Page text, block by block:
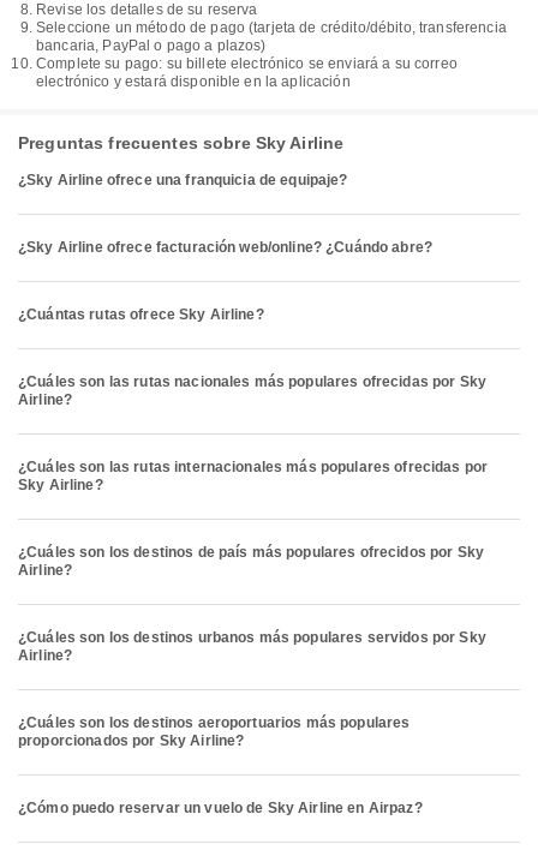
Revise los detalles de su reserva
Seleccione un método de pago (tarjeta de crédito/débito, transferencia
bancaria, PayPal o pago a plazos)
Complete su pago: su billete electrónico se enviará a su correo
electrónico y estará disponible en la aplicación
Preguntas frecuentes sobre Sky Airline
¿Sky Airline ofrece una franquicia de equipaje?
¿Sky Airline ofrece facturación web/online? ¿Cuándo abre?
¿Cuántas rutas ofrece Sky Airline?
¿Cuáles son las rutas nacionales más populares ofrecidas por Sky
Airline?
¿Cuáles son las rutas internacionales más populares ofrecidas por
Sky Airline?
¿Cuáles son los destinos de país más populares ofrecidos por Sky
Airline?
¿Cuáles son los destinos urbanos más populares servidos por Sky
Airline?
¿Cuáles son los destinos aeroportuarios más populares
proporcionados por Sky Airline?
¿Cómo puedo reservar un vuelo de Sky Airline en Airpaz?